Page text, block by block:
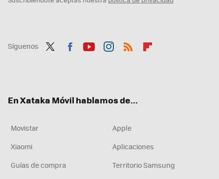
Síguenos
En Xataka Móvil hablamos de...
Movistar
Apple
Xiaomi
Aplicaciones
Guías de compra
Territorio Samsung